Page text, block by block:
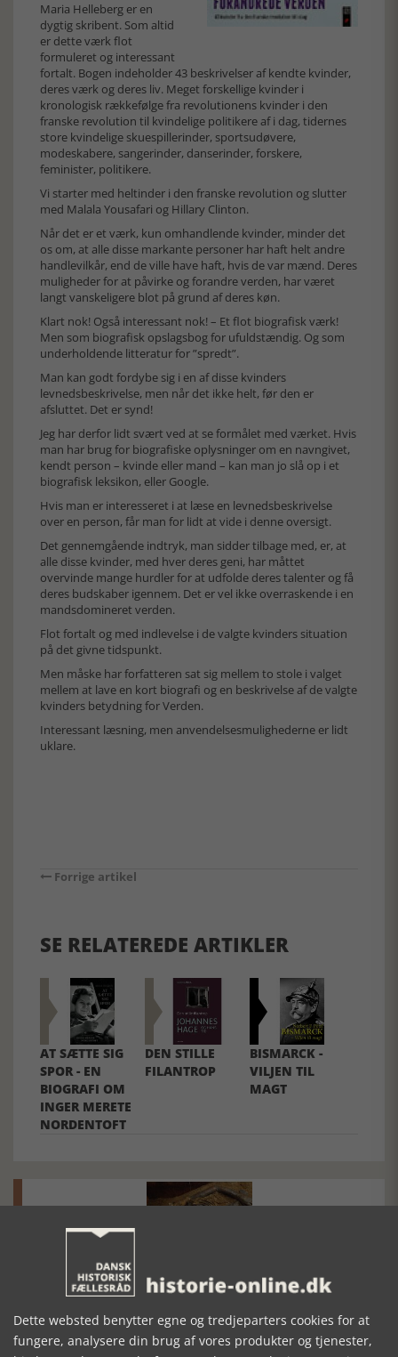
Maria Helleberg er en
dygtig skribent. Som altid
er dette værk flot
formuleret og interessant
fortalt. Bogen indeholder 43 beskrivelser af kendte kvinder,
deres værk og deres liv. Meget forskellige kvinder i
kronologisk rækkefølge fra revolutionens kvinder i den
franske revolution til kvindelige politikere af i dag, tidernes
store kvindelige skuespillerinder, sportsudøvere,
modeskabere, sangerinder, danserinder, forskere,
feminister, politikere.
Vi starter med heltinder i den franske revolution og slutter
med Malala Yousafari og Hillary Clinton.
Når det er et værk, kun omhandlende kvinder, minder det
os om, at alle disse markante personer har haft helt andre
handlevilkår, end de ville have haft, hvis de var mænd. Deres
muligheder for at påvirke og forandre verden, har været
langt vanskeligere blot på grund af deres køn.
Klart nok! Også interessant nok! – Et flot biografisk værk!
Men som biografisk opslagsbog for ufuldstændig. Og som
underholdende litteratur for ”spredt”.
Man kan godt fordybe sig i en af disse kvinders
levnedsbeskrivelse, men når det ikke helt, før den er
afsluttet. Det er synd!
Jeg har derfor lidt svært ved at se formålet med værket. Hvis
man har brug for biografiske oplysninger om en navngivet,
kendt person – kvinde eller mand – kan man jo slå op i et
biografisk leksikon, eller Google.
Hvis man er interesseret i at læse en levnedsbeskrivelse
over en person, får man for lidt at vide i denne oversigt.
Det gennemgående indtryk, man sidder tilbage med, er, at
alle disse kvinder, med hver deres geni, har måttet
overvinde mange hurdler for at udfolde deres talenter og få
deres budskaber igennem. Det er vel ikke overraskende i en
mandsdomineret verden.
Flot fortalt og med indlevelse i de valgte kvinders situation
på det givne tidspunkt.
Men måske har forfatteren sat sig mellem to stole i valget
mellem at lave en kort biografi og en beskrivelse af de valgte
kvinders betydning for Verden.
Interessant læsning, men anvendelsesmulighederne er lidt
uklare.
Forrige artikel
SE RELATEREDE ARTIKLER
AT SÆTTE SIG
SPOR - EN
BIOGRAFI OM
INGER MERETE
NORDENTOFT
DEN STILLE
FILANTROP
BISMARCK -
VILJEN TIL
MAGT
Mosefolket
Silkeborg Hovedgården
Dette websted benytter egne og tredjeparters cookies for at
fungere, analysere din brug af vores produkter og tjenester,